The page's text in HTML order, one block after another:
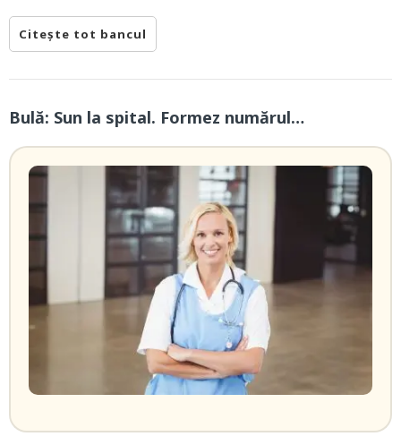
Citește tot bancul
Bulă: Sun la spital. Formez numărul…